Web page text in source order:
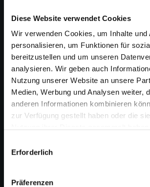
Diese Website verwendet Cookies
Wir verwenden Cookies, um Inhalte und
personalisieren, um Funktionen für
bereitzustellen und um unseren
analysieren. Wir geben auch
Nutzung unserer Website an unsere
Medien, Werbung und Analysen weiter,
anderen Informationen kombinieren
zur Verfügung gestellt haben oder die
mitErforderlich
Präferenzen